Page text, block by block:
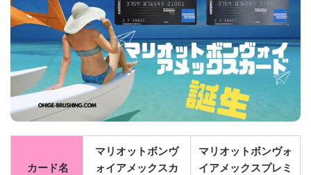
カード名
マリオットボンヴ
ォイアメックスカ
マリオットボンヴォ
イアメックスプレミ